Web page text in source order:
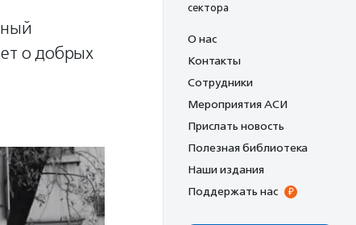
о добрых
сектора
О нас
Контакты
Сотрудники
Мероприятия АСИ
Прислать новость
Полезная библиотека
Наши издания
Поддержать нас